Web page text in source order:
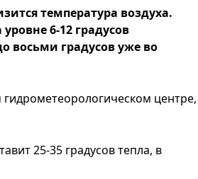
температура воздуха.
6-12 градусов
восьми градусов уже во
центре,
25-35 градусов тепла, в